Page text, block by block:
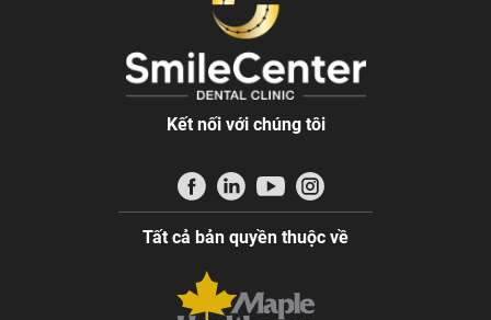
Kết nối với chúng tôi
Tất cả bản quyền thuộc về